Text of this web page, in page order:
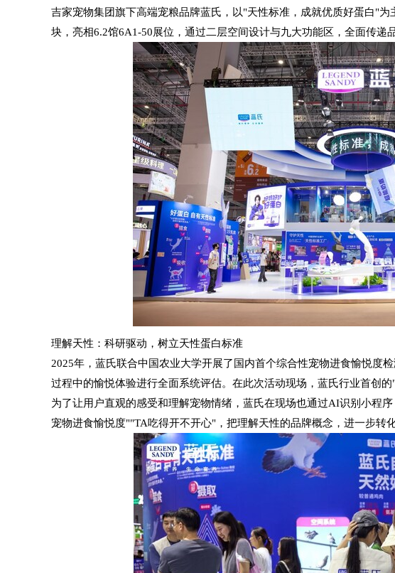
吉家宠物集团旗下高端宠粮品牌蓝氏，以"天性标准，成就优质好蛋白"为
块，亮相6.2馆6A1-50展位，通过二层空间设计与九大功能区，全面传递
理解天性：科研驱动，树立天性蛋白标准
2025年，蓝氏联合中国农业大学开展了国内首个综合性宠物进食愉悦度
过程中的愉悦体验进行全面系统评估。在此次活动现场，蓝氏行业首创
为了让用户直观的感受和理解宠物情绪，蓝氏在现场也通过AI识别小程
宠物进食愉悦度""TA吃得开不开心"，把理解天性的品牌概念，进一步转